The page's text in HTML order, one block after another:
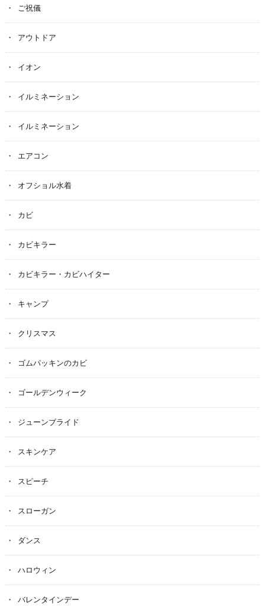
ご祝儀
アウトドア
イオン
イルミネーション
イルミネーション
エアコン
オフショル水着
カビ
カビキラー
カビキラー・カビハイター
キャンプ
クリスマス
ゴムパッキンのカビ
ゴールデンウィーク
ジューンブライド
スキンケア
スピーチ
スローガン
ダンス
ハロウィン
バレンタインデー